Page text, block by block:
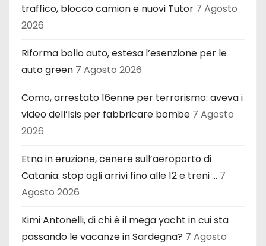
traffico, blocco camion e nuovi Tutor 7 Agosto
2026
Riforma bollo auto, estesa l’esenzione per le
auto green 7 Agosto 2026
Como, arrestato 16enne per terrorismo: aveva i
video dell’Isis per fabbricare bombe 7 Agosto
2026
Etna in eruzione, cenere sull’aeroporto di
Catania: stop agli arrivi fino alle 12 e treni … 7
Agosto 2026
Kimi Antonelli, di chi è il mega yacht in cui sta
passando le vacanze in Sardegna? 7 Agosto